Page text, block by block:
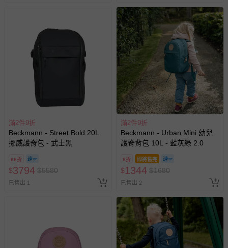
客製化商品（例如客製生日書、姓名貼等）。
報紙、期刊或雜誌（惟書籍如經拆封、使用，則酌收整
新費用）。
經消費者拆封之影音商品或電腦軟體（例如 DVD、CD
非以有形媒介提供之數位內容或一經提供即為完成之線
上服務，經消費者事先同意始提供（例如線上課程、遊
戲或活動點數等）。
已拆封之以下類型商品：
-個人衛生用品（例如尿布、貼身衣物、泳裝、襪子、地
墊、寢具類等）。
-新生兒親膚衣物（嬰幼兒包巾與背巾、包屁衣、學習
褲、紗布衣等）。
-接觸性孕哺產品（奶嘴、奶瓶、擠乳器、哺乳衣、托腹
帶束縛衣、餐搖椅等）。
示字句等說明貼紙、封條者。
國際航空、客運、訂房等服務。
相關的退換貨辦理流程，可詳見：退換貨 & 退款問題
滿2件9折
Beckmann - Street Bold 20L
挪威護脊包 - 武士黑
68折
$3794 $5580
已售出 1
滿2件9折
Beckmann - Urban Mini 幼兒
護脊背包 10L - 藍灰綠 2.0
8折 即將售完
$1344 $1680
已售出 2